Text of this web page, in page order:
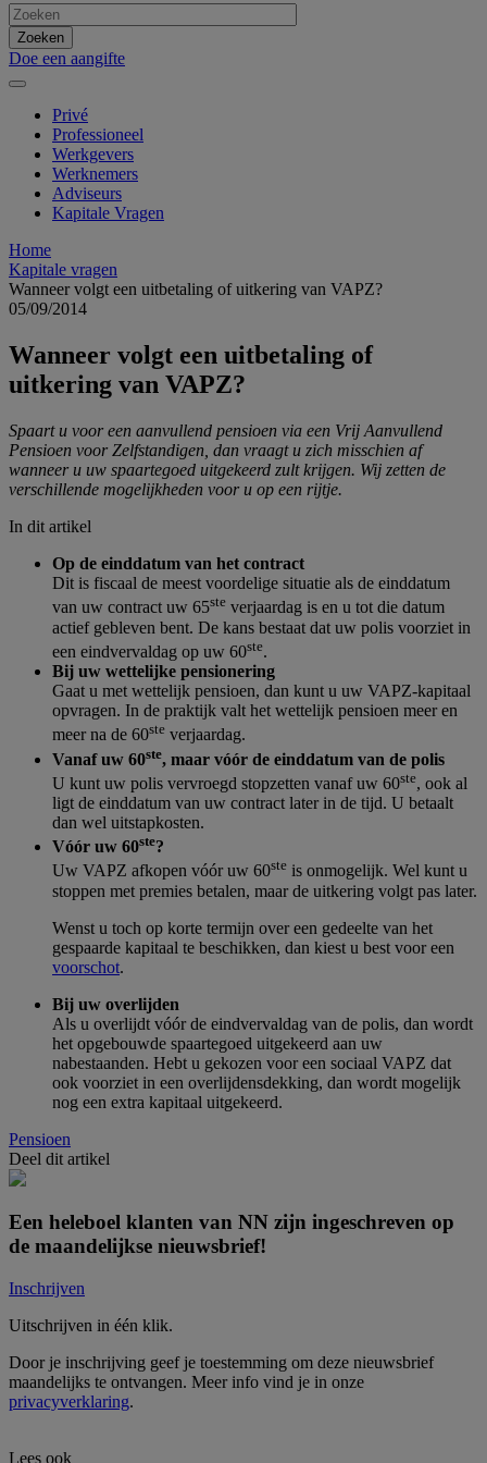
Doe een aangifte
Privé
Professioneel
Werkgevers
Werknemers
Adviseurs
Kapitale Vragen
Home
Kapitale vragen
Wanneer volgt een uitbetaling of uitkering van VAPZ?
05/09/2014
Wanneer volgt een uitbetaling of
uitkering van VAPZ?
Spaart u voor een aanvullend pensioen via een Vrij Aanvullend
Pensioen voor Zelfstandigen, dan vraagt u zich misschien af
wanneer u uw spaartegoed uitgekeerd zult krijgen. Wij zetten de
verschillende mogelijkheden voor u op een rijtje.
In dit artikel
Op de einddatum van het contract
Dit is fiscaal de meest voordelige situatie als de einddatum
van uw contract uw 65ste verjaardag is en u tot die datum
actief gebleven bent. De kans bestaat dat uw polis voorziet in
een eindvervaldag op uw 60ste.
Bij uw wettelijke pensionering
Gaat u met wettelijk pensioen, dan kunt u uw VAPZ-kapitaal
opvragen. In de praktijk valt het wettelijk pensioen meer en
meer na de 60ste verjaardag.
Vanaf uw 60ste, maar vóór de einddatum van de polis
U kunt uw polis vervroegd stopzetten vanaf uw 60ste, ook al
ligt de einddatum van uw contract later in de tijd. U betaalt
dan wel uitstapkosten.
Vóór uw 60ste?
Uw VAPZ afkopen vóór uw 60ste is onmogelijk. Wel kunt u
stoppen met premies betalen, maar de uitkering volgt pas later.
Wenst u toch op korte termijn over een gedeelte van het
gespaarde kapitaal te beschikken, dan kiest u best voor een
voorschot.
Bij uw overlijden
Als u overlijdt vóór de eindvervaldag van de polis, dan wordt
het opgebouwde spaartegoed uitgekeerd aan uw
nabestaanden. Hebt u gekozen voor een sociaal VAPZ dat
ook voorziet in een overlijdensdekking, dan wordt mogelijk
nog een extra kapitaal uitgekeerd.
Pensioen
Deel dit artikel
Een heleboel klanten van NN zijn ingeschreven op
de maandelijkse nieuwsbrief!
Inschrijven
Uitschrijven in één klik.
Door je inschrijving geef je toestemming om deze nieuwsbrief
maandelijks te ontvangen. Meer info vind je in onze
privacyverklaring.
Lees ook